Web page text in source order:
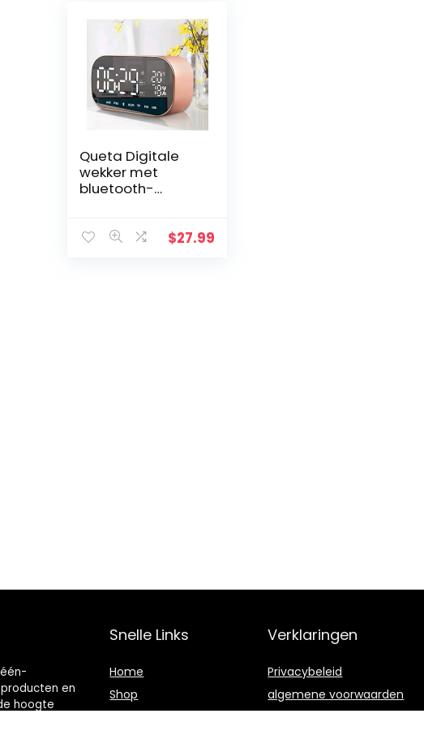
Queta Digitale
wekker met
bluetooth-
met LED-display
$27.99
en
hoogte
Snelle Links
Home
Shop
Verklaringen
Privacybeleid
algemene voorwaarden